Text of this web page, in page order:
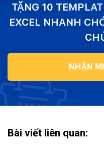
TẶNG 10
EXCEL NHANH
NHẬN
Bài viết liên quan: